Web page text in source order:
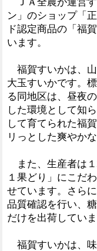
ン」のショップ「
ド認定商品の「福
います。
福賀すいかは、
大玉すいかです。
る同地区は、昼夜
した環境として知
して育てられた福
リっとした爽やか
また、生産者は
１果どり」にこだ
せています。さら
品質確認を行い、
だけを出荷していま
福賀すいかは、